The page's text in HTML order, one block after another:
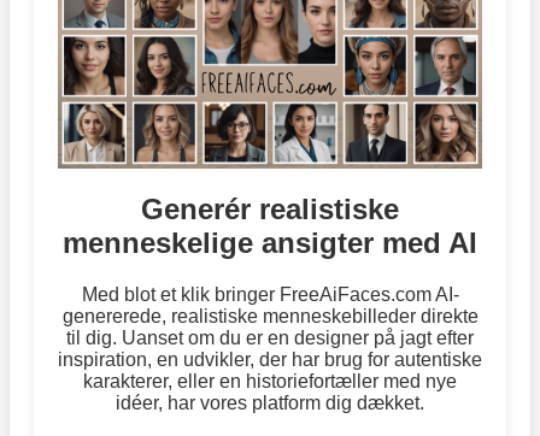
Generér realistiske
menneskelige ansigter med AI
Med blot et klik bringer FreeAiFaces.com AI-
genererede, realistiske menneskebilleder direkte
til dig. Uanset om du er en designer på jagt efter
inspiration, en udvikler, der har brug for autentiske
karakterer, eller en historiefortæller med nye
idéer, har vores platform dig dækket.